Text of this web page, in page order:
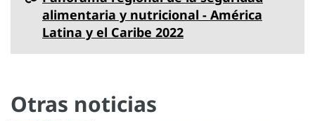
alimentaria y nutricional - América
Latina y el Caribe 2022
Otras noticias